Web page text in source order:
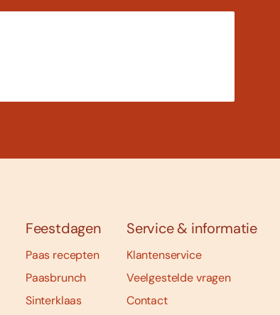
Feestdagen
Paas recepten
Paasbrunch
Sinterklaas
Service & informatie
Klantenservice
Veelgestelde vragen
Contact